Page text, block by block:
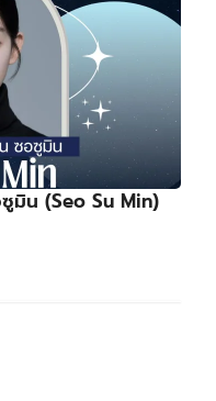
มิน (Seo Su Min)